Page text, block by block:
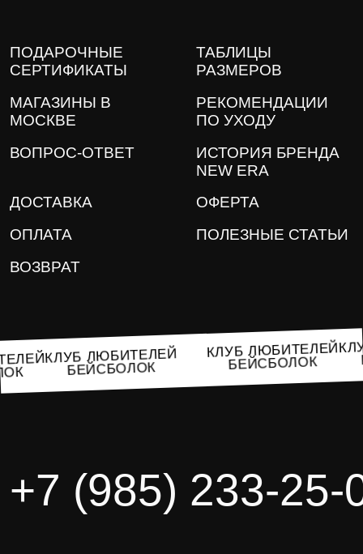
ПОДАРОЧНЫЕ
СЕРТИФИКАТЫ
ТАБЛИЦЫ
РАЗМЕРОВ
МАГАЗИНЫ В
МОСКВЕ
РЕКОМЕНДАЦИИ
ПО УХОДУ
ВОПРОС-ОТВЕТ
ИСТОРИЯ БРЕНДА
NEW ERA
ДОСТАВКА
ОФЕРТА
ОПЛАТА
ПОЛЕЗНЫЕ СТАТЬИ
ВОЗВРАТ
КЛУБ ЛЮБИТЕЛЕЙ
БЕЙСБОЛОК
КЛУБ ЛЮБИТЕЛЕЙ
БЕЙСБОЛОК
+7 (985) 233-25-